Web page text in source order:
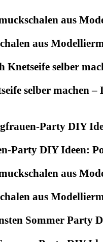
aus
selber machen
Party DIY Ideen:
aus